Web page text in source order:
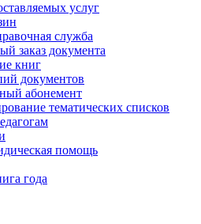
услуг
служба
заказ документа
книг
документов
абонемент
тематических списков
помощь
года